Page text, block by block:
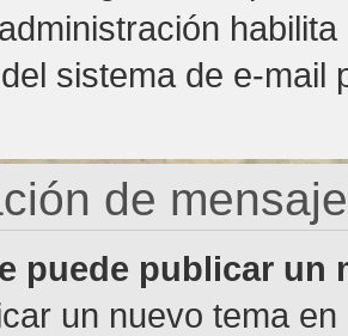
sistema de e-mail
de
puede publicar un
un nuevo tema